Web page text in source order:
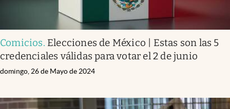
Comicios. Elecciones de México | Estas son las 5
credenciales válidas para votar el 2 de junio
domingo, 26 de Mayo de 2024